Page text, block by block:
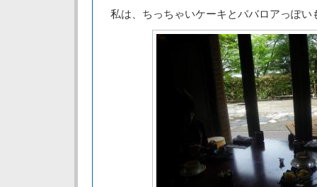
私は、ちっちゃいケーキとババロアっぽい